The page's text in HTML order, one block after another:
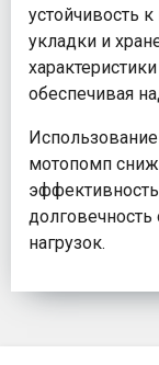
устойчивость
укладки и
обеспечивая
мотопомп
нагрузок.